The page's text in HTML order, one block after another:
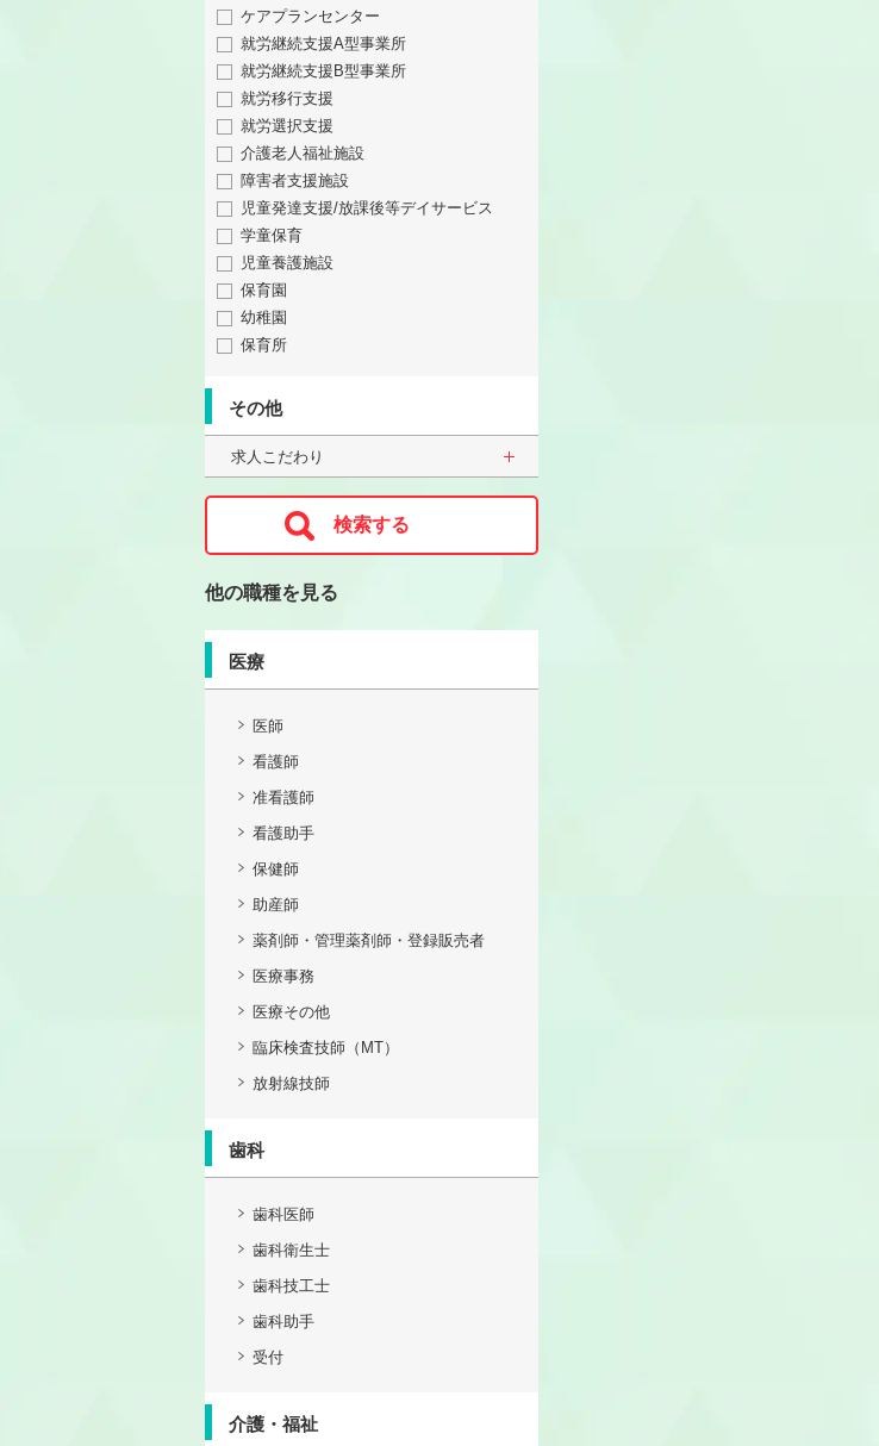
ケアプランセンター
就労継続支援A型事業所
就労継続支援B型事業所
就労移行支援
就労選択支援
介護老人福祉施設
障害者支援施設
児童発達支援/放課後等デイサービス
学童保育
児童養護施設
保育園
幼稚園
保育所
その他
求人こだわり
他の職種を見る
医療
医師
看護師
准看護師
看護助手
保健師
助産師
薬剤師・管理薬剤師・登録販売者
医療事務
医療その他
臨床検査技師（MT）
放射線技師
歯科
歯科医師
歯科衛生士
歯科技工士
歯科助手
受付
介護・福祉